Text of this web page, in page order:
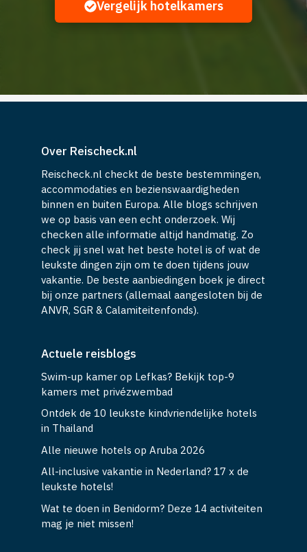
Vergelijk hotelkamers
Over Reischeck.nl
Reischeck.nl checkt de beste bestemmingen,
accommodaties en bezienswaardigheden
binnen en buiten Europa. Alle blogs schrijven
we op basis van een echt onderzoek. Wij
checken alle informatie altijd handmatig. Zo
check jij snel wat het beste hotel is of wat de
leukste dingen zijn om te doen tijdens jouw
vakantie. De beste aanbiedingen boek je direct
bij onze partners (allemaal aangesloten bij de
ANVR, SGR & Calamiteitenfonds).
Actuele reisblogs
Swim-up kamer op Lefkas? Bekijk top-9
kamers met privézwembad
Ontdek de 10 leukste kindvriendelijke hotels
in Thailand
Alle nieuwe hotels op Aruba 2026
All-inclusive vakantie in Nederland? 17 x de
leukste hotels!
Wat te doen in Benidorm? Deze 14 activiteiten
mag je niet missen!